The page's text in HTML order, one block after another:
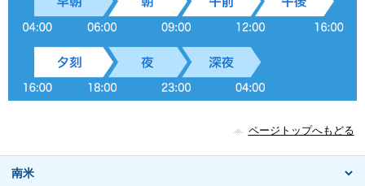
ページトップへもどる
南米